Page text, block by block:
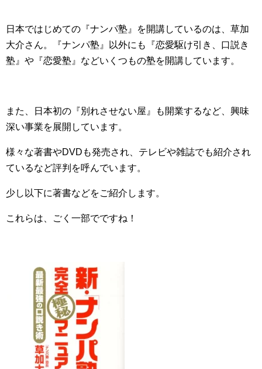
日本ではじめての『ナンパ塾』を開講しているのは、草加
大介さん。『ナンパ塾』以外にも『恋愛駆け引き、口説き
塾』や『恋愛塾』などいくつもの塾を開講しています。
また、日本初の『別れさせない屋』も開業するなど、興味
深い事業を展開しています。
様々な著書やDVDも発売され、テレビや雑誌でも紹介され
ているなど評判を呼んでいます。
少し以下に著書などをご紹介します。
これらは、ごく一部でですね！